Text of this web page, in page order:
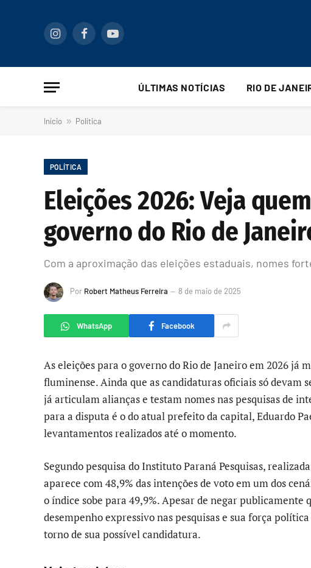
InstagramFacebookYouTube
ÚLTIMAS NOTÍCIAS RIO DE
Início » Política
POLÍTICA
Eleições 2026: Veja
governo do Rio de
Com a aproximação das eleições estaduais, nomes
Por Robert Matheus Ferreira 8 de maio de 2025
WhatsApp Facebook
As eleições para o governo do Rio de Janeiro em 2026 já
fluminense. Ainda que as candidaturas oficiais só devam
já articulam alianças e testam nomes nas pesquisas de
para a disputa é o do atual prefeito da capital, Eduardo
levantamentos realizados até o momento.
Segundo pesquisa do Instituto Paraná Pesquisas,
aparece com 48,9% das intenções de voto em um dos
o índice sobe para 49,9%. Apesar de negar
desempenho expressivo nas pesquisas e sua força
torno de sua possível candidatura.